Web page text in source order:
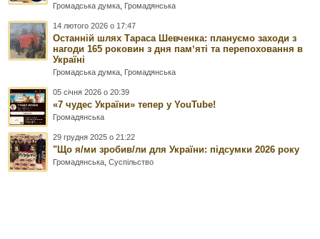
Громадська думка Громадянська
14 лютого 2026 о 17:47
Останній шлях Тараса Шевченка: плануємо заходи з
нагоди 165 роковин з дня памʼяті та перепоховання в
Україні
Громадська думка Громадянська
05 січня 2026 о 20:39
«7 чудес України» тепер у YouTube!
Громадянська
29 грудня 2025 о 21:22
"Що я/ми зробив/ли для України: підсумки 2026 року
Громадянська ,Суспільство